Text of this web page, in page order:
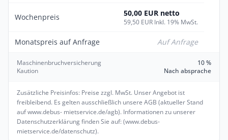
Wochenpreis 50,00 EUR netto
59,50 EUR Inkl. 19% MwSt.
Monatspreis auf Anfrage Auf Anfrage
Maschinenbruchversicherung
10 %
Kaution
Nach absprache
Zusätzliche Preisinfos: Preise zzgl. MwSt. Unser Angebot ist
freibleibend. Es gelten ausschließlich unsere AGB (aktueller Stand
auf www.debus- mietservice.de/agb). Informationen zu unserer
Datenschutzerklärung finden Sie auf: (www.debus-
mietservice.de/datenschutz).